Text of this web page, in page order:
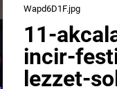
Wapd6D1F.jpg
11-
incir-
lezzet-